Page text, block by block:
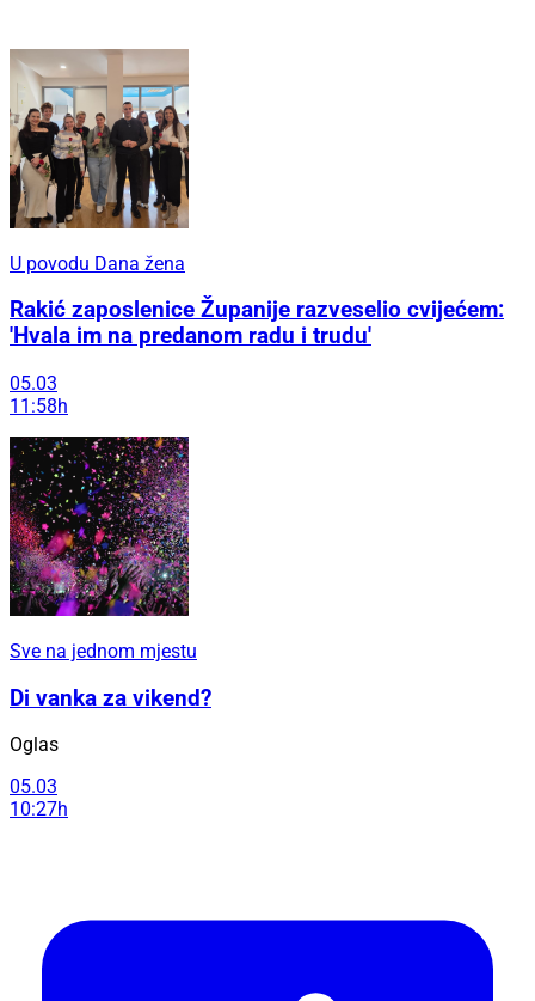
U povodu Dana žena
Rakić zaposlenice Županije razveselio cvijećem:
'Hvala im na predanom radu i trudu'
05.03
11:58h
Sve na jednom mjestu
Di vanka za vikend?
Oglas
05.03
10:27h